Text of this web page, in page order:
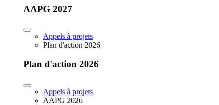
AAPG 2027
Appels à projets
Plan d'action 2026
Plan d'action 2026
Appels à projets
AAPG 2026